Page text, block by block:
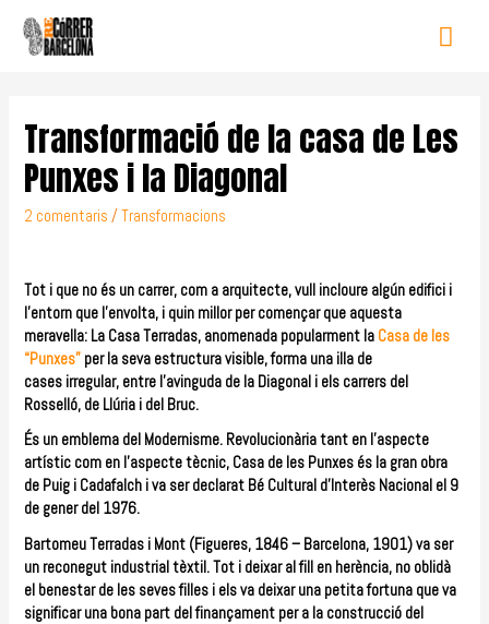
Transformació de la casa de Les
Punxes i la Diagonal
2 comentaris /Transformacions
Tot i que no és un carrer, com a arquitecte, vull incloure algún edifici i
l’entorn que l’envolta, i quin millor per començar que aquesta
meravella: La Casa Terradas, anomenada popularment la Casa de les
“Punxes” per la seva estructura visible, forma una illa de
cases irregular, entre l’avinguda de la Diagonal i els carrers del
Rosselló, de Llúria i del Bruc.
És un emblema del Modernisme. Revolucionària tant en l’aspecte
artístic com en l’aspecte tècnic, Casa de les Punxes és la gran obra
de Puig i Cadafalch i va ser declarat Bé Cultural d’Interès Nacional el 9
de gener del 1976.
Bartomeu Terradas i Mont (Figueres, 1846 – Barcelona, 1901) va ser
un reconegut industrial tèxtil. Tot i deixar al fill en herència, no oblidà
el benestar de les seves filles i els va deixar una petita fortuna que va
significar una bona part del finançament per a la construcció del